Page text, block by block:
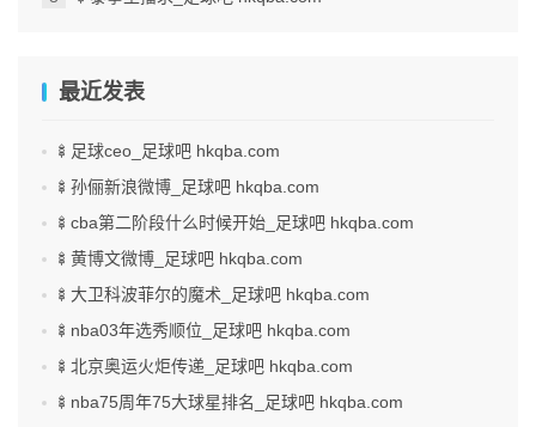
最近发表
🍢足球ceo_足球吧 hkqba.com
🍢孙俪新浪微博_足球吧 hkqba.com
🍢cba第二阶段什么时候开始_足球吧 hkqba.com
🍢黄博文微博_足球吧 hkqba.com
🍢大卫科波菲尔的魔术_足球吧 hkqba.com
🍢nba03年选秀顺位_足球吧 hkqba.com
🍢北京奥运火炬传递_足球吧 hkqba.com
🍢nba75周年75大球星排名_足球吧 hkqba.com